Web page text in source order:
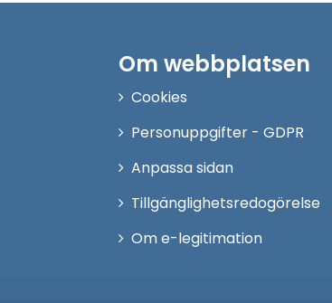
Om webbplatsen
Cookies
Personuppgifter - GDPR
Anpassa sidan
Tillgänglighetsredogörelse
Om e-legitimation